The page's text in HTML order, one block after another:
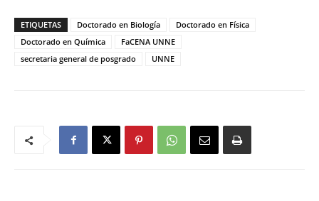
ETIQUETAS Doctorado en Biología
Doctorado en Física
Doctorado en Química
FaCENA UNNE
secretaria general de posgrado
UNNE